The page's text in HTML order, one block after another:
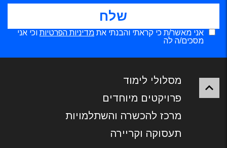
אני מאשר/ת כי קראתי והבנתי את מדיניות הפרטיות וכי אני
מסכים/ה לה
מסלולי לימוד
פרויקטים מיוחדים
מרכז להכשרה והשתלמויות
תעסוקה וקריירה